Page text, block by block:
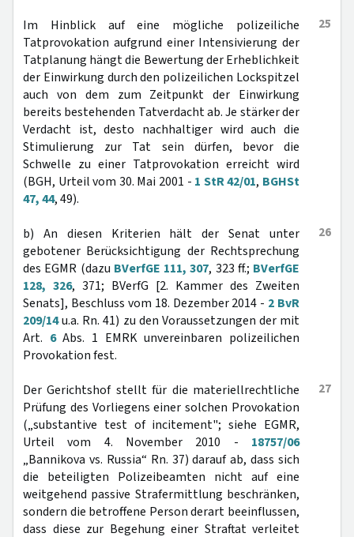
25
Im Hinblick auf eine mögliche polizeiliche
Tatprovokation aufgrund einer Intensivierung der
Tatplanung hängt die Bewertung der Erheblichkeit
der Einwirkung durch den polizeilichen Lockspitzel
auch von dem zum Zeitpunkt der Einwirkung
bereits bestehenden Tatverdacht ab. Je stärker der
Verdacht ist, desto nachhaltiger wird auch die
Stimulierung zur Tat sein dürfen, bevor die
Schwelle zu einer Tatprovokation erreicht wird
(BGH, Urteil vom 30. Mai 2001 - 1 StR 42/01, BGHSt
47, 44, 49).
26
b) An diesen Kriterien hält der Senat unter
gebotener Berücksichtigung der Rechtsprechung
des EGMR (dazu BVerfGE 111, 307, 323 ff.; BVerfGE
128, 326, 371; BVerfG [2. Kammer des Zweiten
Senats], Beschluss vom 18. Dezember 2014 - 2 BvR
209/14u.a. Rn. 41) zu den Voraussetzungen der mit
Art. 6Abs. 1 EMRK unvereinbaren polizeilichen
Provokation fest.
27
Der Gerichtshof stellt für die materiellrechtliche
Prüfung des Vorliegens einer solchen Provokation
(„substantive test of incitement"; siehe EGMR,
Urteil vom 4. November 2010 - 18757/06
„Bannikova vs. Russia“ Rn. 37) darauf ab, dass sich
die beteiligten Polizeibeamten nicht auf eine
weitgehend passive Strafermittlung beschränken,
sondern die betroffene Person derart beeinflussen,
dass diese zur Begehung einer Straftat verleitet